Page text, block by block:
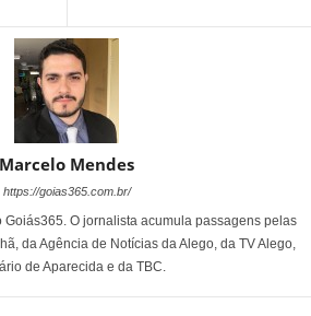
Marcelo Mendes
https://goias365.com.br/
Goiás365. O jornalista acumula passagens pelas
da Agência de Notícias da Alego, da TV Alego,
de Aparecida e da TBC.